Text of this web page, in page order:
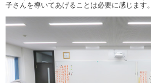
子さんを導いてあげることは必要に感じます。